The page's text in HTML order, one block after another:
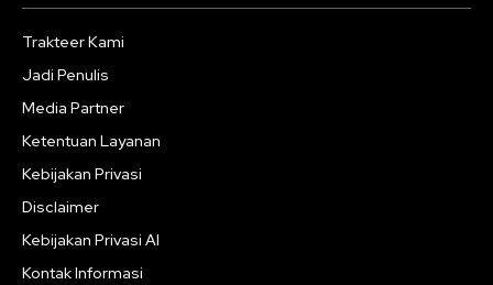
Trakteer Kami
Jadi Penulis
Media Partner
Ketentuan Layanan
Kebijakan Privasi
Disclaimer
Kebijakan Privasi AI
Kontak Informasi